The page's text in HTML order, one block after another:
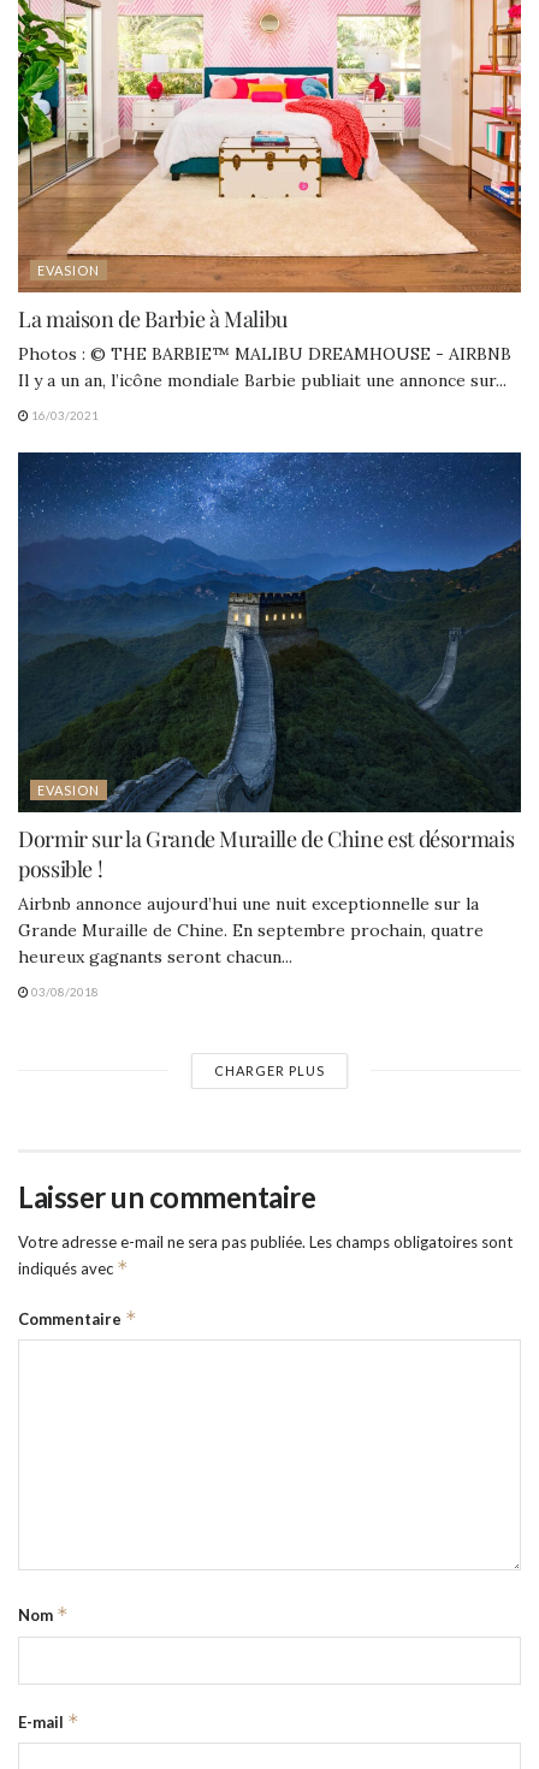
EVASION
La maison de Barbie à Malibu
Photos : © THE BARBIE™ MALIBU DREAMHOUSE - AIRBNB
Il y a un an, l’icône mondiale Barbie publiait une annonce sur...
16/03/2021
EVASION
Dormir sur la Grande Muraille de Chine est désormais
possible !
Airbnb annonce aujourd’hui une nuit exceptionnelle sur la
Grande Muraille de Chine. En septembre prochain, quatre
heureux gagnants seront chacun...
03/08/2018
CHARGER PLUS
Laisser un commentaire
Votre adresse e-mail ne sera pas publiée. Les champs obligatoires sont
indiqués avec *
Commentaire *
Nom *
E-mail *